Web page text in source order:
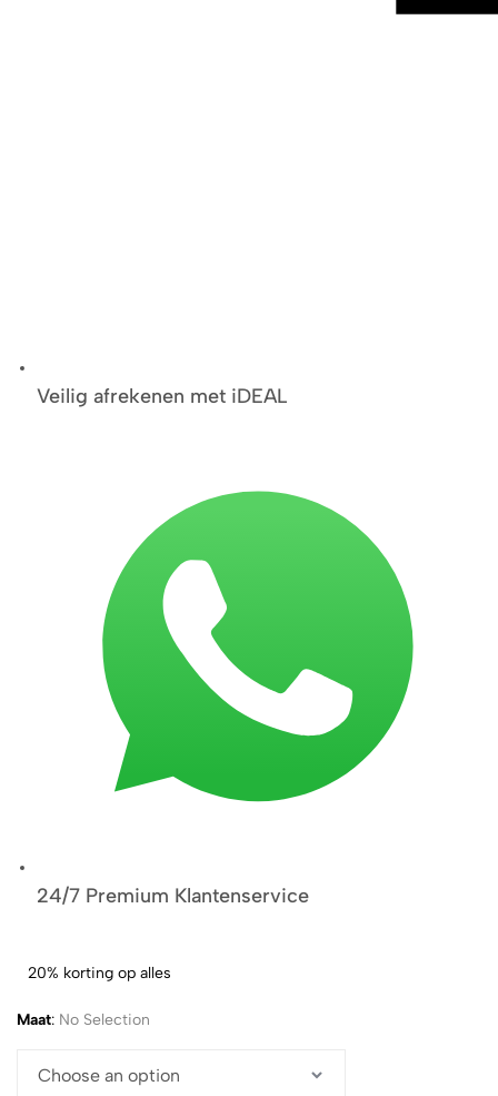
Veilig afrekenen met iDEAL
24/7 Premium Klantenservice
20% korting op alles
Maat: No Selection